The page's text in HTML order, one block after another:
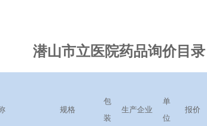
潜山市立医院药品询价目录
规格
包
装
生产企业
单
位
报价